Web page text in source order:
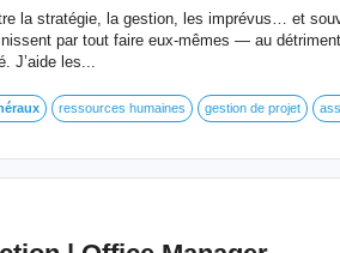
la stratégie, la gestion, les imprévus… et
par tout faire eux-mêmes — au
J’aide les...
ressources humaines gestion de projet